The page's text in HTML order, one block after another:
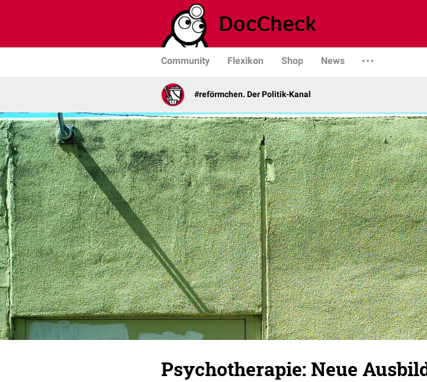
Community Flexikon Shop News
#reförmchen. Der Politik-Kanal
Psychotherapie: Neue